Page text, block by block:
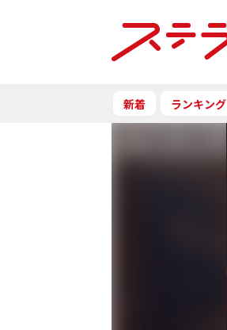
新着 ランキング